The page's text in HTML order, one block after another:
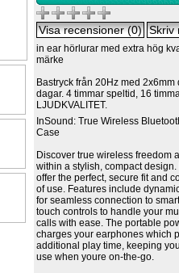
in ear hörlurar med extra hög
märke
Bastryck från 20Hz med
dagar. 4 timmar speltid, 16
LJUDKVALITET.
InSound: True Wireless
Case
Discover true wireless freedom
within a stylish, compact
offer the perfect, secure fit and
of use. Features include
for seamless connection to
touch controls to handle your
calls with ease. The portable
charges your earphones which
additional play time, keeping
use when youre on-the-go.